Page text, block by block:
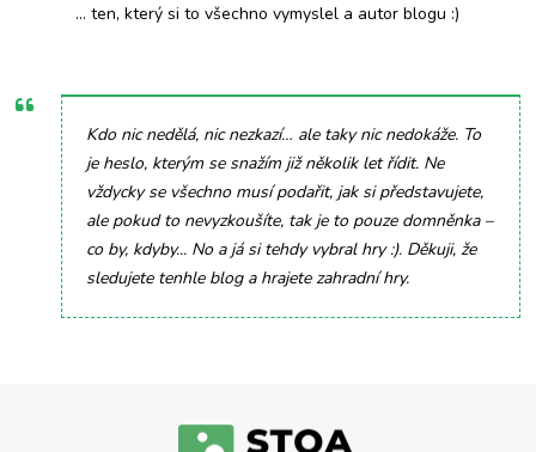
... ten, který si to všechno vymyslel a autor blogu :)
Kdo nic nedělá, nic nezkazí… ale taky nic nedokáže. To
je heslo, kterým se snažím již několik let řídit. Ne
vždycky se všechno musí podařit, jak si představujete,
ale pokud to nevyzkoušíte, tak je to pouze domněnka –
co by, kdyby... No a já si tehdy vybral hry :). Děkuji, že
sledujete tenhle blog a hrajete zahradní hry.